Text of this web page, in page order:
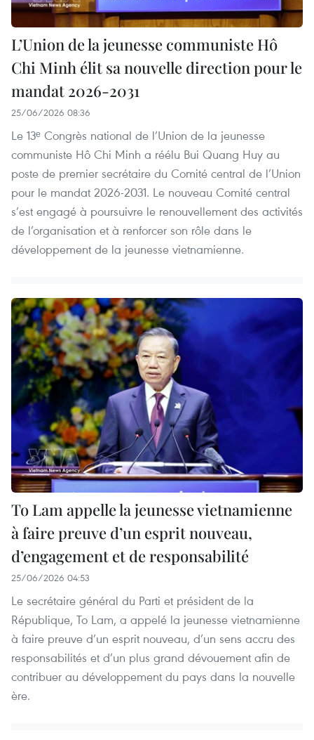
L’Union de la jeunesse communiste Hô
Chi Minh élit sa nouvelle direction pour le
mandat 2026-2031
25/06/2026 08:36
Le 13ᵉ Congrès national de l’Union de la jeunesse
communiste Hô Chi Minh a réélu Bui Quang Huy au
poste de premier secrétaire du Comité central de l’Union
pour le mandat 2026-2031. Le nouveau Comité central
s’est engagé à poursuivre le renouvellement des activités
de l’organisation et à renforcer son rôle dans le
développement de la jeunesse vietnamienne.
To Lam appelle la jeunesse vietnamienne
à faire preuve d’un esprit nouveau,
d’engagement et de responsabilité
25/06/2026 04:53
Le secrétaire général du Parti et président de la
République, To Lam, a appelé la jeunesse vietnamienne
à faire preuve d’un esprit nouveau, d’un sens accru des
responsabilités et d’un plus grand dévouement afin de
contribuer au développement du pays dans la nouvelle
ère.